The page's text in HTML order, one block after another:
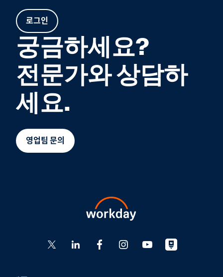
로그인
궁금하세요?
전문가와 상담하
세요.
영업팀 문의